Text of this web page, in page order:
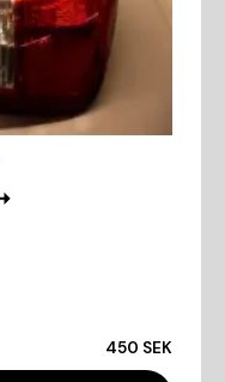
450 SEK